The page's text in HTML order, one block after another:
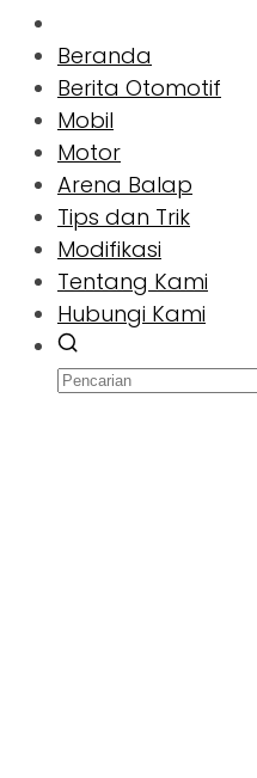
Beranda
Berita Otomotif
Mobil
Motor
Arena Balap
Tips dan Trik
Modifikasi
Tentang Kami
Hubungi Kami